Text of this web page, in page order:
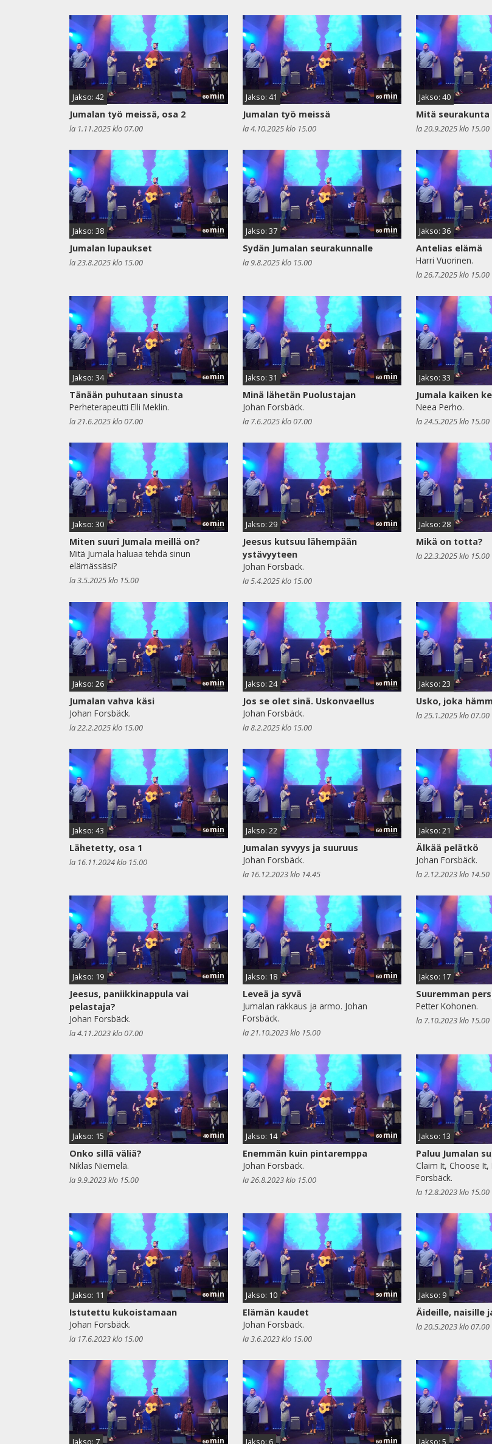
Jakso: 42 60min
Jumalan työ meissä, osa 2
la 1.11.2025 klo 07.00
Jakso: 41 60min
Jumalan työ meissä
la 4.10.2025 klo 15.00
Jakso: 40
Mitä
la 20.9.2025 klo 15.00
Jakso: 38 60min
Jumalan lupaukset
la 23.8.2025 klo 15.00
Jakso: 37 60min
Sydän Jumalan seurakunnalle
la 9.8.2025 klo 15.00
Jakso: 36
Antelias elämä
Harri Vuorinen.
la 26.7.2025 klo 15.00
Jakso: 34 60min
Tänään puhutaan sinusta
Perheterapeutti Elli Meklin.
la 21.6.2025 klo 07.00
Jakso: 31 60min
Minä lähetän Puolustajan
Johan Forsbäck.
la 7.6.2025 klo 07.00
Jakso: 33
Jumala kaiken
Neea Perho.
la 24.5.2025 klo 15.00
Jakso: 30 60min
Miten suuri Jumala meillä on?
Mitä Jumala haluaa tehdä sinun
elämässäsi?
la 3.5.2025 klo 15.00
Jakso: 29 60min
Jeesus kutsuu lähempään
ystävyyteen
Johan Forsbäck.
la 5.4.2025 klo 15.00
Jakso: 28
Mikä on totta?
la 22.3.2025 klo 15.00
Jakso: 26 60min
Jumalan vahva käsi
Johan Forsbäck.
la 22.2.2025 klo 15.00
Jakso: 24 60min
Jos se olet sinä. Uskonvaellus
Johan Forsbäck.
la 8.2.2025 klo 15.00
Jakso: 23
Usko, joka
la 25.1.2025 klo 07.00
Jakso: 43 50min
Lähetetty, osa 1
la 16.11.2024 klo 15.00
Jakso: 22 60min
Jumalan syvyys ja suuruus
Johan Forsbäck.
la 16.12.2023 klo 14.45
Jakso: 21
Älkää pelätkö
Johan Forsbäck.
la 2.12.2023 klo 14.50
Jakso: 19 60min
Jeesus, paniikkinappula vai
pelastaja?
Johan Forsbäck.
la 4.11.2023 klo 07.00
Jakso: 18 60min
Leveä ja syvä
Jumalan rakkaus ja armo. Johan
Forsbäck.
la 21.10.2023 klo 15.00
Jakso: 17
Suuremman
Petter Kohonen.
la 7.10.2023 klo 15.00
Jakso: 15 40min
Onko sillä väliä?
Niklas Niemelä.
la 9.9.2023 klo 15.00
Jakso: 14 60min
Enemmän kuin pintaremppa
Johan Forsbäck.
la 26.8.2023 klo 15.00
Jakso: 13
Paluu Jumalan
Claim It, Choose It,
Forsbäck.
la 12.8.2023 klo 15.00
Jakso: 11 60min
Istutettu kukoistamaan
Johan Forsbäck.
la 17.6.2023 klo 15.00
Jakso: 10 50min
Elämän kaudet
Johan Forsbäck.
la 3.6.2023 klo 15.00
Jakso: 9
Äideille, naisille
la 20.5.2023 klo 07.00
Jakso: 7 60min Jakso: 6 60min Jakso: 5